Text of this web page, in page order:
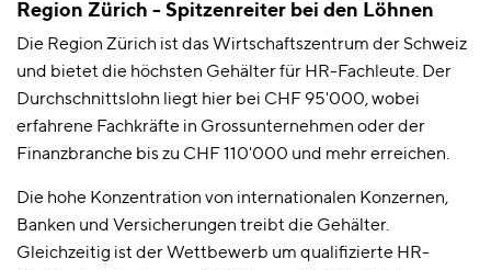
Region Zürich - Spitzenreiter bei den Löhnen
Die Region Zürich ist das Wirtschaftszentrum der Schweiz
und bietet die höchsten Gehälter für HR-Fachleute. Der
Durchschnittslohn liegt hier bei CHF 95'000, wobei
erfahrene Fachkräfte in Grossunternehmen oder der
Finanzbranche bis zu CHF 110'000 und mehr erreichen.
Die hohe Konzentration von internationalen Konzernen,
Banken und Versicherungen treibt die Gehälter.
Gleichzeitig ist der Wettbewerb um qualifizierte HR-